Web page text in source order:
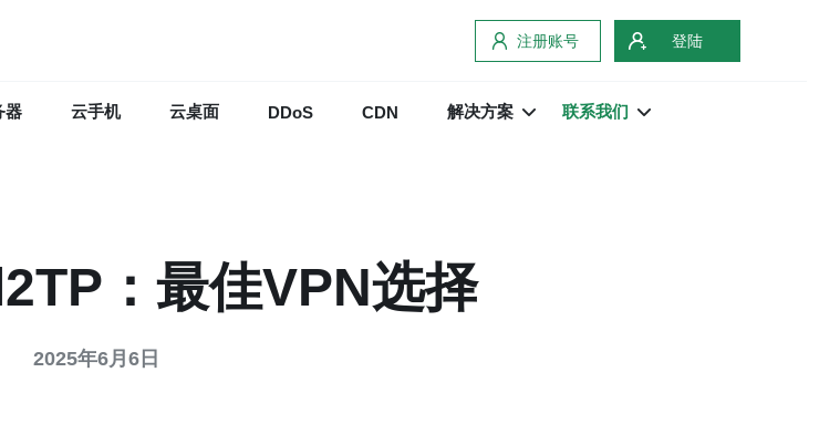
注册账号 登陆
器 云手机 云桌面 DDoS CDN 解决方案 联系我们
：最佳VPN选择
2025年6月6日